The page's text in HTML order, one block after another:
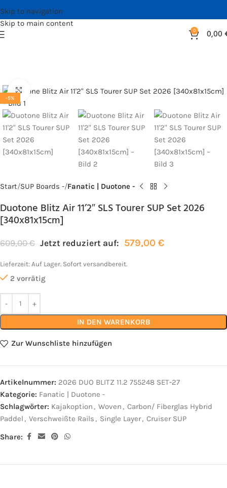
Skip to navigation
Skip to main content
0 0,00
-5%
Bild vergrößern
Start SUP Boards - Fanatic | Duotone -
Duotone Blitz Air 11’2″ SLS Tourer SUP Set 2026
[340x81x15cm]
609,00€ Jetzt reduziert auf: 579,00 €
Lieferzeit: Auf Lager. Sofort versandbereit.
2 vorrätig
IN DEN WARENKORB
Zur Wunschliste hinzufügen
Artikelnummer: 2026 DUO BLITZ 11.2 755248 SET-27
Kategorie: Fanatic | Duotone -
Schlagwörter: Kajakoption , Woven , Carbon/ Fiberglas Hybrid
Paddel , Verschweißte Rails , Single Layer, Cruiser SUP
Share: